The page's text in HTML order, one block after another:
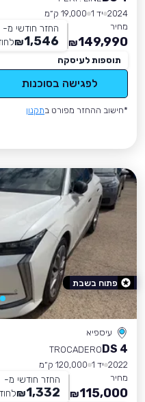
2024 יד 1
19,000 ק״מ
מחיר
149,990
₪
החזר חודשי מ-
1,546
₪
תוספות לעיסקה
לפגישה בסוכנות
*חישוב ההחזר מפורט בתקנון
עיספיא
DS 4
TROCADERO
2022 יד 1
120,000 ק״מ
מחיר
115,000
₪
החזר חודשי מ-
1,332
₪
פתוח בשבת